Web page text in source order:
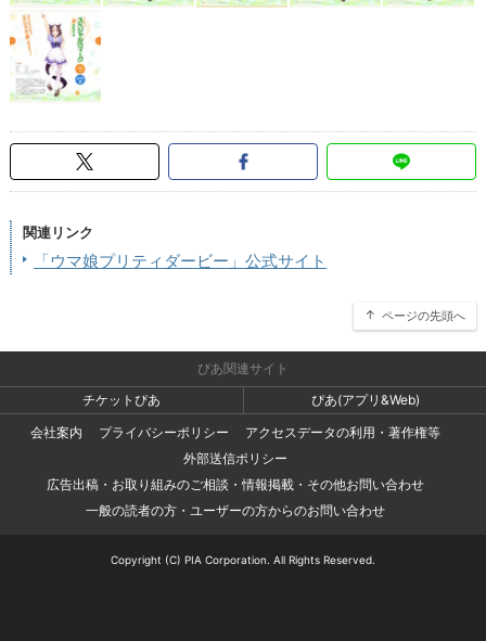
関連リンク
「ウマ娘プリティダービー」公式サイト
ページの先頭へ
ぴあ関連サイト
チケットぴあ
ぴあ(アプリ&Web)
会社案内
プライバシーポリシー
アクセスデータの利用・著作権等
外部送信ポリシー
広告出稿・お取り組みのご相談・情報掲載・その他お問い合わせ
一般の読者の方・ユーザーの方からのお問い合わせ
Copyright (C) PIA Corporation. All Rights Reserved.